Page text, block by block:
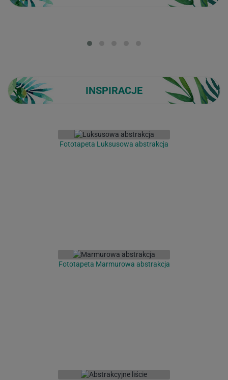
INSPIRACJE
Fototapeta Luksusowa abstrakcja
Fototapeta Marmurowa abstrakcja